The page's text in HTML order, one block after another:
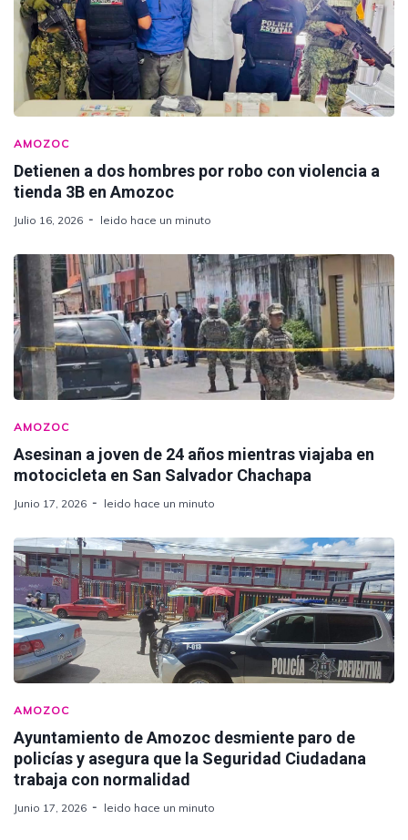
AMOZOC
Detienen a dos hombres por robo con violencia a
tienda 3B en Amozoc
Julio 16, 2026 leido hace un minuto
AMOZOC
Asesinan a joven de 24 años mientras viajaba en
motocicleta en San Salvador Chachapa
Junio 17, 2026 leido hace un minuto
AMOZOC
Ayuntamiento de Amozoc desmiente paro de
policías y asegura que la Seguridad Ciudadana
trabaja con normalidad
Junio 17, 2026 leido hace un minuto